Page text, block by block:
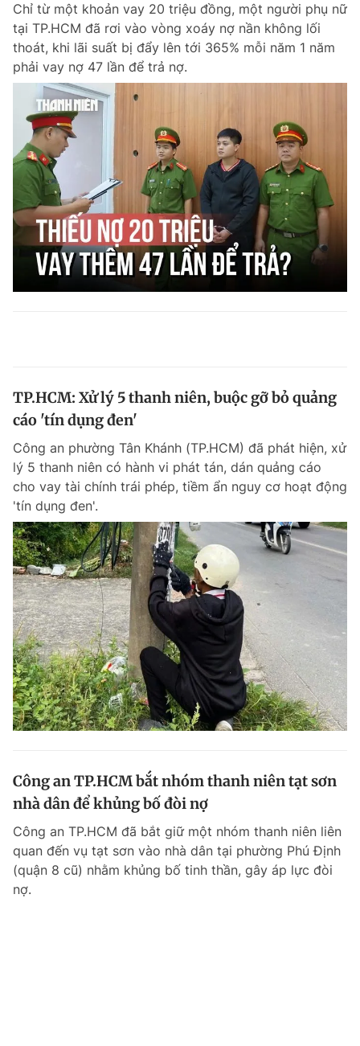
Chỉ từ một khoản vay 20 triệu đồng, một người phụ nữ
tại TP.HCM đã rơi vào vòng xoáy nợ nần không lối
thoát, khi lãi suất bị đẩy lên tới 365% mỗi năm 1 năm
phải vay nợ 47 lần để trả nợ.
TP.HCM: Xử lý 5 thanh niên, buộc gỡ bỏ quảng
cáo 'tín dụng đen'
Công an phường Tân Khánh (TP.HCM) đã phát hiện, xử
lý 5 thanh niên có hành vi phát tán, dán quảng cáo
cho vay tài chính trái phép, tiềm ẩn nguy cơ hoạt động
'tín dụng đen'.
Công an TP.HCM bắt nhóm thanh niên tạt sơn
nhà dân để khủng bố đòi nợ
Công an TP.HCM đã bắt giữ một nhóm thanh niên liên
quan đến vụ tạt sơn vào nhà dân tại phường Phú Định
(quận 8 cũ) nhằm khủng bố tinh thần, gây áp lực đòi
nợ.